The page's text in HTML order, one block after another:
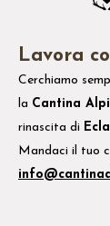
Lavora
Cerchiamo
la Cantina
rinascita di
Mandaci il tuo